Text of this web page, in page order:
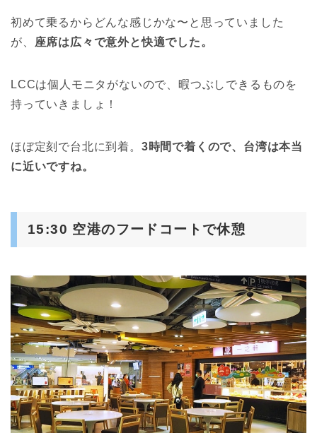
初めて乗るからどんな感じかな〜と思っていました
が、 座席は広々で意外と快適でした。
LCCは個人モニタがないので、暇つぶしできるものを
持っていきましょ！
ほぼ定刻で台北に到着。 3時間で着くので、台湾は本当
に近いですね。
15:30 空港のフードコートで休憩